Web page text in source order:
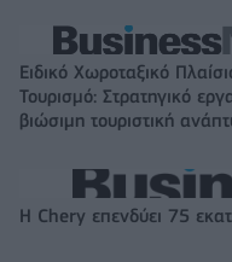
Ειδικό Χωροταξικό
Τουρισμό: Στρατηγικό
βιώσιμη τουριστική
Η Chery επενδύει 75